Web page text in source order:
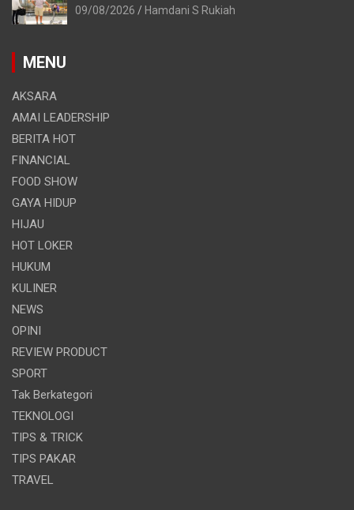
09/08/2026 Hamdani S Rukiah
MENU
AKSARA
AMAI LEADERSHIP
BERITA HOT
FINANCIAL
FOOD SHOW
GAYA HIDUP
HIJAU
HOT LOKER
HUKUM
KULINER
NEWS
OPINI
REVIEW PRODUCT
SPORT
Tak Berkategori
TEKNOLOGI
TIPS & TRICK
TIPS PAKAR
TRAVEL